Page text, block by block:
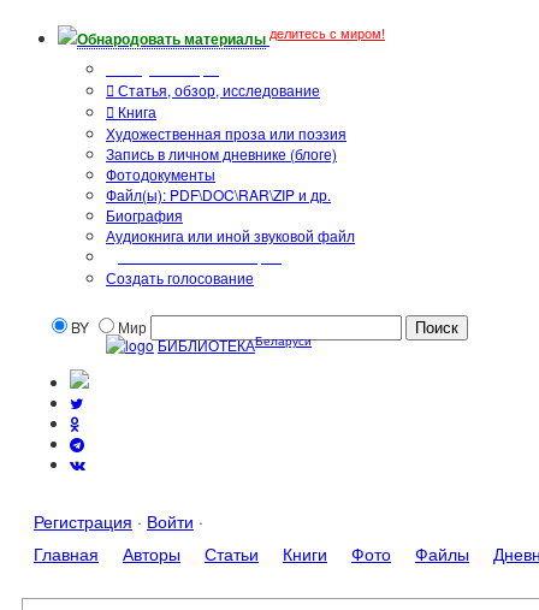
Обнародовать материалы делитесь с миром!
Статья, обзор, исследование
Книга
Художественная проза или поэзия
Запись в личном дневнике (блоге)
Фотодокументы
Файл(ы): PDF\DOC\RAR\ZIP и др.
Биография
Аудиокнига или иной звуковой файл
Создать голосование
BY
Мир
БИБЛИОТЕКАБеларуси
Регистрация · Войти ·
Главная Авторы Статьи Книги Фото Файлы